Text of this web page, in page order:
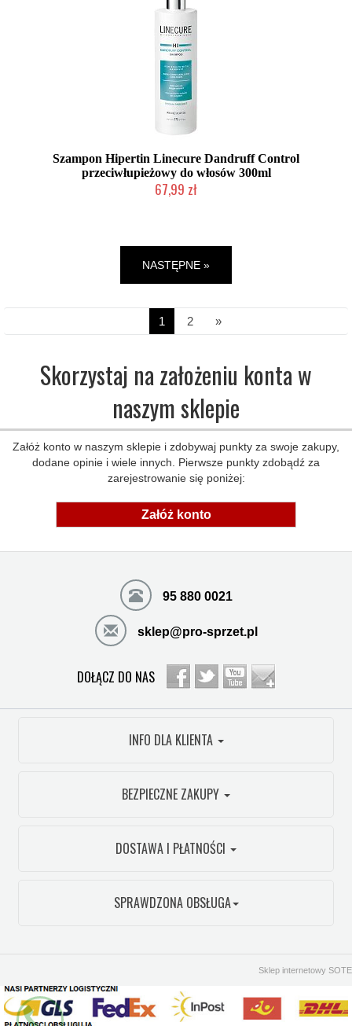
Szampon Hipertin Linecure Dandruff Control
przeciwłupieżowy do włosów 300ml
67,99 zł
NASTĘPNE »
1 2 »
Skorzystaj na założeniu konta w
naszym sklepie
Załóż konto w naszym sklepie i zdobywaj punkty za swoje zakupy,
dodane opinie i wiele innych. Pierwsze punkty zdobądź za
zarejestrowanie się poniżej:
Załóż konto
95 880 0021
sklep@pro-sprzet.pl
DOŁĄCZ DO NAS
INFO DLA KLIENTA
BEZPIECZNE ZAKUPY
DOSTAWA I PŁATNOŚCI
SPRAWDZONA OBSŁUGA
Sklep internetowy SOTE